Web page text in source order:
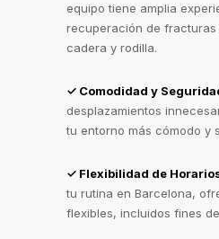
equipo tiene amplia
recuperación de fracturas
cadera y rodilla.
✓ Comodidad y
desplazamientos
tu entorno más cómodo y
✓ Flexibilidad de
tu rutina en Barcelona,
flexibles, incluidos fines